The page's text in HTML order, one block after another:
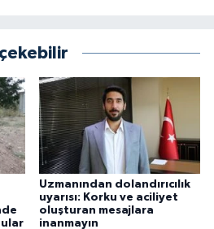
Uzmanından dolandırıcılık
uyarısı: Korku ve aciliyet
oluşturan mesajlara
inanmayın